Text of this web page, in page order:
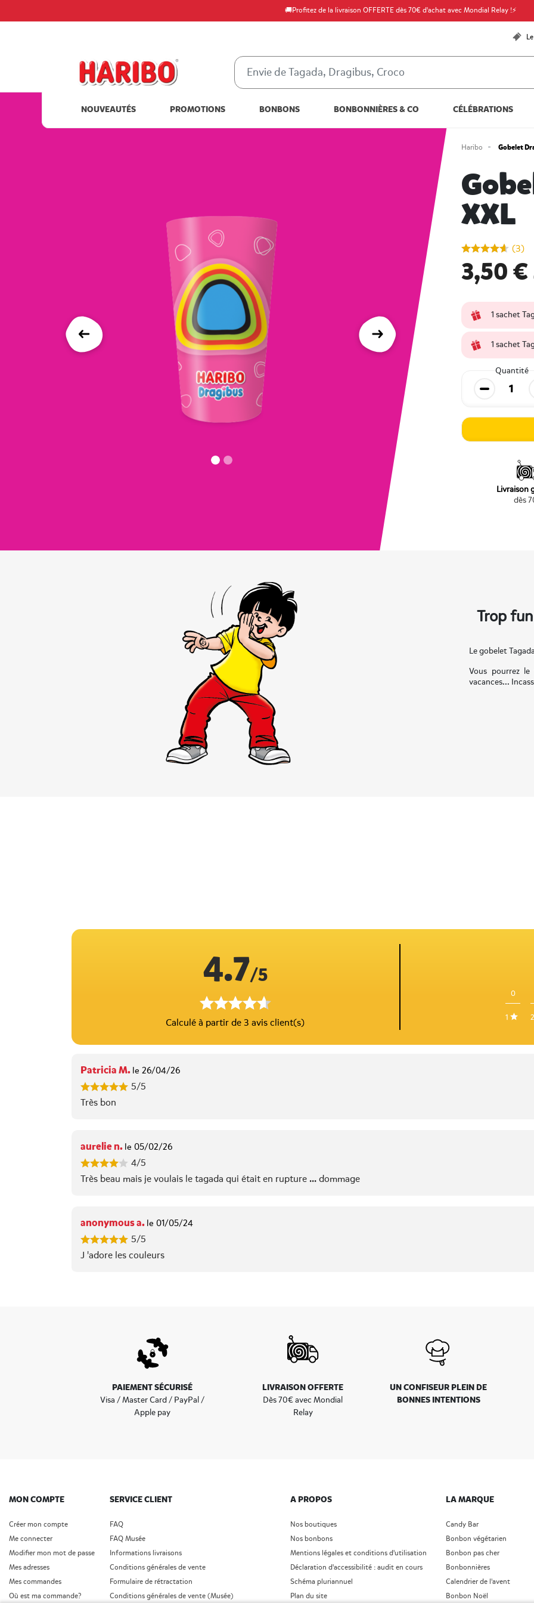
🚚Profitez de la livraison OFFERTE dès 70€ d'achat avec Mondial Relay !⚡
NOUVEAUTÉS PROMOTIONS BONBONS BONBONNIÈRES & CO CÉLÉBRATIONS
Précédent Suivant
Haribo Gobelet
XXL
undefined out of
(3)
3,50 €
1 sachet
1 sachet
Quantité
Diminuer la
Livraison
dès
Trop
Le gobelet
Vous pourrez
vacances...
4.7/5
Calculé à partir de 3 avis client(s) 1
0
2
Patricia M. le 26/04/26
5/5
Très bon
aurelie n. le 05/02/26
4/5
Très beau mais je voulais le tagada qui était en rupture ... dommage
anonymous a. le 01/05/24
5/5
J 'adore les couleurs
PAIEMENT SÉCURISÉ
Visa / Master Card / PayPal /
Apple pay
LIVRAISON OFFERTE
Dès 70€ avec Mondial
Relay
UN CONFISEUR PLEIN DE
BONNES INTENTIONS
MON COMPTE
Créer mon compte
Me connecter
Modifier mon mot de passe
Mes adresses
Mes commandes
Où est ma commande?
SERVICE CLIENT
FAQ
FAQ Musée
Informations livraisons
Conditions générales de vente
Formulaire de rétractation
Conditions générales de vente (Musée)
A PROPOS
Nos boutiques
Nos bonbons
Mentions légales et conditions d'utilisation
Déclaration d'accessibilité : audit en cours
Schéma pluriannuel
Plan du site
LA MARQUE
Candy Bar
Bonbon végétarien
Bonbon pas cher
Bonbonnières
Calendrier de l'avent
Bonbon Noël